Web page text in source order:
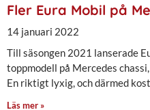
Fler Eura Mobil på
14 januari 2022
Till säsongen 2021 lanserade
toppmodell på Mercedes
En riktigt lyxig, och därmed
Läs mer »